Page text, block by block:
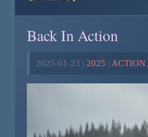
Back In Action
2025-01-23 | 2025 | ACTION,